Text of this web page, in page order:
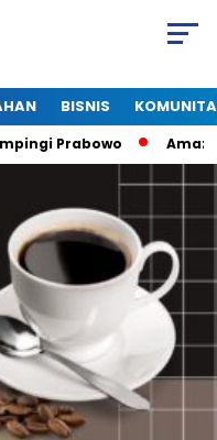
BISNIS
Prabowo Amazon